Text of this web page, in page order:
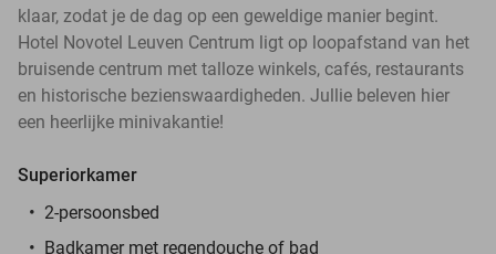
klaar, zodat je de dag op een geweldige manier begint.
Hotel Novotel Leuven Centrum ligt op loopafstand van het
bruisende centrum met talloze winkels, cafés, restaurants
en historische bezienswaardigheden. Jullie beleven hier
een heerlijke minivakantie!
Superiorkamer
2-persoonsbed
Badkamer met regendouche of bad